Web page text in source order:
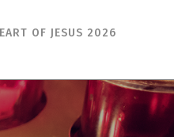
OF JESUS 2026